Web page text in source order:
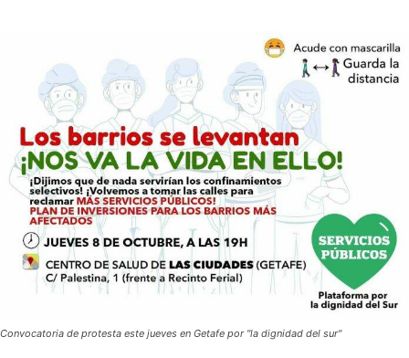
Convocatoria de protesta este jueves en Getafe por "la dignidad del sur"